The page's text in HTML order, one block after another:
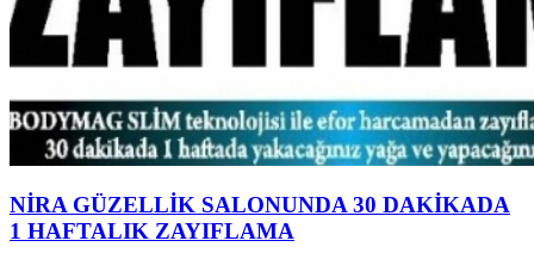
NİRA GÜZELLİK SALONUNDA 30 DAKİKADA
1 HAFTALIK ZAYIFLAMA